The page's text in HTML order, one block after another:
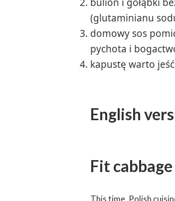
(glutaminianu
domowy sos
pychota i
kapustę warto
English
Fit
This time, Polish